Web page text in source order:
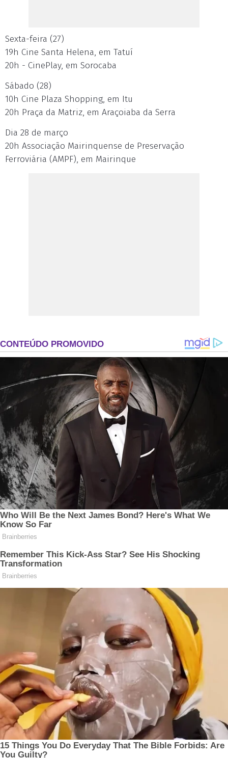
Sexta-feira (27)
19h Cine Santa Helena, em Tatuí
20h - CinePlay, em Sorocaba
Sábado (28)
10h Cine Plaza Shopping, em Itu
20h Praça da Matriz, em Araçoiaba da Serra
Dia 28 de março
20h Associação Mairinquense de Preservação
Ferroviária (AMPF), em Mairinque